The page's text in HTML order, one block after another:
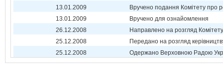
13.01.2009
Вручено подання Комітету про
13.01.2009
Вручено для ознайомлення
26.12.2008
Направлено на розгляд Комітету
25.12.2008
Передано на розгляд
25.12.2008
Одержано Верховною Радою